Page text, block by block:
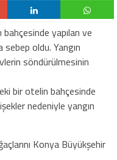
yapılan ve
sebep oldu. Yangın
söndürülmesinin
bir otelin bahçesinde
nedeniyle yangın
Konya Büyükşehir